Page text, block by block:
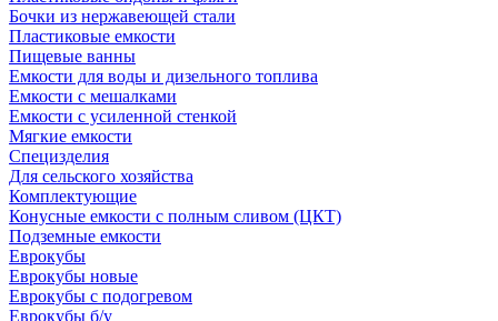
Бочки из нержавеющей стали
Пластиковые емкости
Пищевые ванны
Емкости для воды и дизельного топлива
Емкости с мешалками
Емкости с усиленной стенкой
Мягкие емкости
Специзделия
Для сельского хозяйства
Комплектующие
Конусные емкости с полным сливом (ЦКТ)
Подземные емкости
Еврокубы
Еврокубы новые
Еврокубы с подогревом
Еврокубы б/у